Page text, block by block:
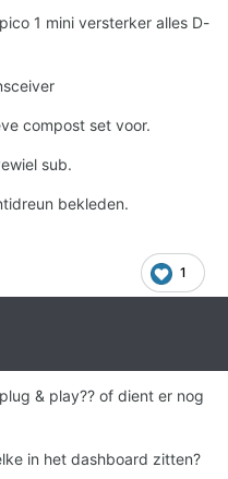
1 mini versterker alles D-
compost set voor.
sub.
bekleden.
1
& play?? of dient er nog
in het dashboard zitten?